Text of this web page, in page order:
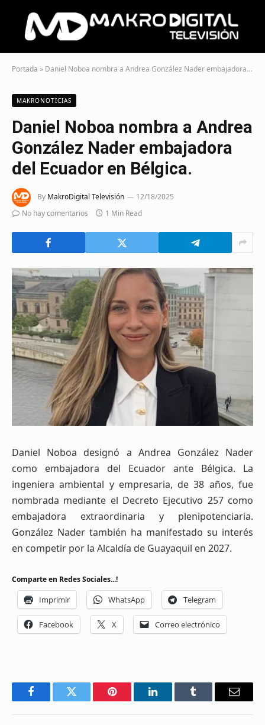
Portada » Daniel Noboa nombra a Andrea González Nader embajadora del Ecuador en Bélgica.
MAKRONOTICIAS
Daniel Noboa nombra a Andrea
González Nader embajadora
del Ecuador en Bélgica.
By MakroDigital Televisión
12/18/2025
No hay comentarios
1 Min Read
Daniel Noboa designó a Andrea González Nader
como embajadora del Ecuador ante Bélgica. La
ingeniera ambiental y empresaria, de 38 años, fue
nombrada mediante el Decreto Ejecutivo 257 como
embajadora extraordinaria y plenipotenciaria.
González Nader también ha manifestado su interés
en competir por la Alcaldía de Guayaquil en 2027.
Comparte en Redes Sociales...!
Imprimir WhatsApp Telegram
Facebook X Correo electrónico
FacebookTwitter Pinterest LinkedInTumblr Email